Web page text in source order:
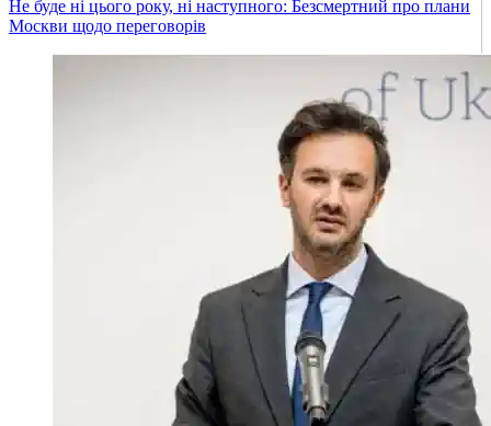
Не буде ні цього року, ні наступного: Безсмертний про плани
Москви щодо переговорів